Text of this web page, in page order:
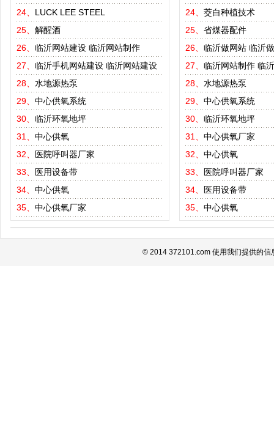
24、 LUCK LEE STEEL
25、 解醒酒
26、 临沂网站建设 临沂网站制作
27、 临沂手机网站建设 临沂网站建设
28、 水地源热泵
29、 中心供氧系统
30、 临沂环氧地坪
31、 中心供氧
32、
医院呼叫器厂家
33、
医用设备带
34、 中心供氧
35、 中心供氧厂家
24、 茭白种植技术
25、 省煤器配件
26、 临沂做网站 临沂
27、 临沂网站制作 临
28、 水地源热泵
29、 中心供氧系统
30、 临沂环氧地坪
31、 中心供氧厂家
32、 中心供氧
33、
医院呼叫器厂家
34、
医用设备带
35、 中心供氧
© 2014 372101.com 使用我们提供的信